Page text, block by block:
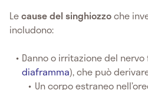
Lecause del singhiozzoche
includono:
Danno o irritazione del
diaframma), che può
Un corpo estraneo